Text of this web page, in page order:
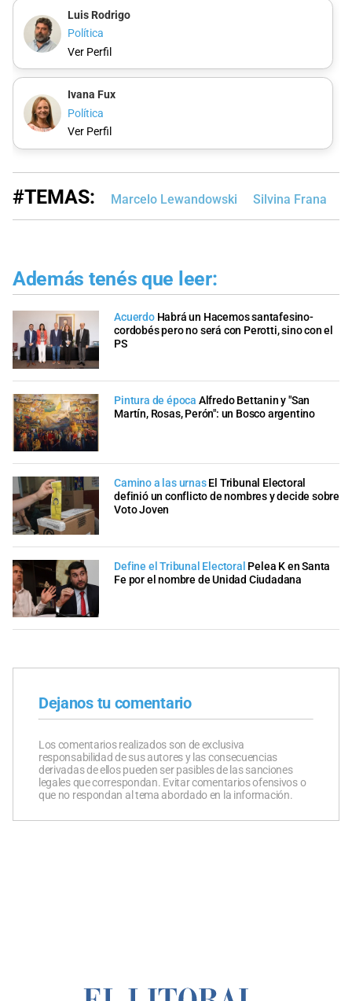
Luis Rodrigo
Política
Ver Perfil
Ivana Fux
Política
Ver Perfil
#TEMAS: Marcelo Lewandowski Silvina Frana
Además tenés que leer:
Acuerdo Habrá un Hacemos santafesino-
cordobés pero no será con Perotti, sino con el
PS
Pintura de época Alfredo Bettanin y "San
Martín, Rosas, Perón": un Bosco argentino
Camino a las urnas El Tribunal Electoral
definió un conflicto de nombres y decide sobre
Voto Joven
Define el Tribunal Electoral Pelea K en Santa
Fe por el nombre de Unidad Ciudadana
Dejanos tu comentario
Los comentarios realizados son de exclusiva
responsabilidad de sus autores y las consecuencias
derivadas de ellos pueden ser pasibles de las sanciones
legales que correspondan. Evitar comentarios ofensivos o
que no respondan al tema abordado en la información.